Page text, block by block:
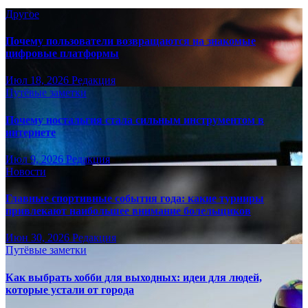
Другое
Почему пользователи возвращаются на знакомые
цифровые платформы
Июл 18, 2026 Редакция
Путёвые заметки
Почему ностальгия стала сильным инструментом в
интернете
Июл 9, 2026 Редакция
Новости
Главные спортивные события года: какие турниры
привлекают наибольшее внимание болельщиков
Июн 30, 2026 Редакция
Путёвые заметки
Как выбрать хобби для выходных: идеи для людей,
которые устали от города